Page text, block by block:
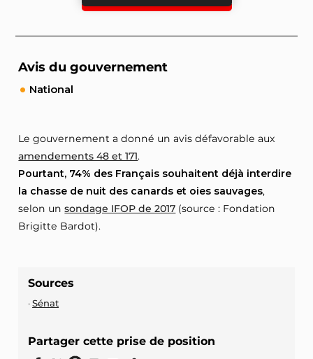
Avis du gouvernement
National
Le gouvernement a donné un avis défavorable aux
amendements 48 et 171.
Pourtant, 74% des Français souhaitent déjà interdire
la chasse de nuit des canards et oies sauvages,
selon unsondage IFOP de 2017 (source : Fondation
Brigitte Bardot).
Sources
Sénat
Partager cette prise de position